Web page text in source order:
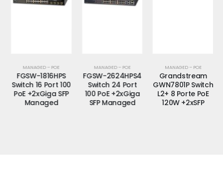
MANAGED – POE
FGSW-1816HPS
Switch 16 Port 100
PoE +2xGiga SFP
Managed
MANAGED – POE
FGSW-2624HPS4
Switch 24 Port
100 PoE +2xGiga
SFP Managed
MANAGED – POE
Grandstream
GWN7801P Switch
L2+ 8 Porte PoE
120W +2xSFP